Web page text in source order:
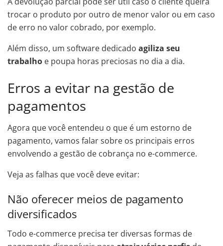
trocar o produto por outro de menor valor ou em caso
de erro no valor cobrado, por exemplo.
Além disso, um software dedicado agiliza seu
trabalho e poupa horas preciosas no dia a dia.
Erros a evitar na gestão de
pagamentos
Agora que você entendeu o que é um estorno de
pagamento, vamos falar sobre os principais erros
envolvendo a gestão de cobrança no e-commerce.
Veja as falhas que você deve evitar:
Não oferecer meios de pagamento
diversificados
Todo e-commerce precisa ter diversas formas de